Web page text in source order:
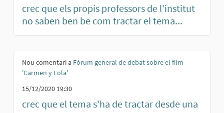
crec que els propis professors de l'institut
no saben ben be com tractar el tema...
Nou comentari a Fòrum general de debat sobre el film
'Carmen y Lola'
15/12/2020 19:30
crec que el tema s'ha de tractar desde una